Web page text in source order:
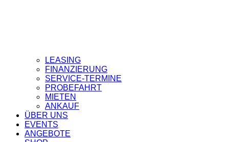
LEASING
FINANZIERUNG
SERVICE-TERMINE
PROBEFAHRT
MIETEN
ANKAUF
ÜBER UNS
EVENTS
ANGEBOTE